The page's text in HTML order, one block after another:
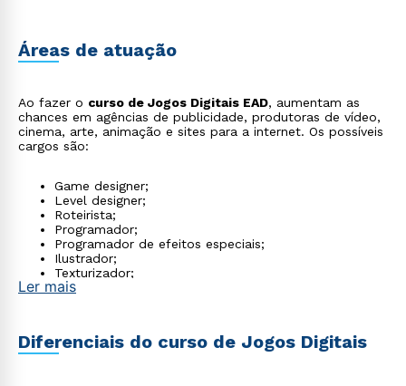
Áreas de atuação
Ao fazer o curso de Jogos Digitais EAD, aumentam as
chances em agências de publicidade, produtoras de vídeo,
cinema, arte, animação e sites para a internet. Os possíveis
cargos são:
Game designer;
Level designer;
Roteirista;
Programador;
Programador de efeitos especiais;
Ilustrador;
Texturizador;
Diretor de arte;
Gerente de produto;
Ler mais
Diferenciais do curso de Jogos Digitais